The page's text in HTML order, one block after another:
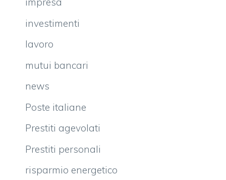
investimenti
lavoro
mutui bancari
news
Poste italiane
Prestiti agevolati
Prestiti personali
risparmio energetico